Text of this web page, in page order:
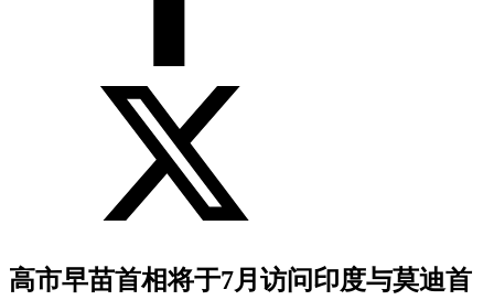
高市早苗首相将于7月访问印度与莫迪首